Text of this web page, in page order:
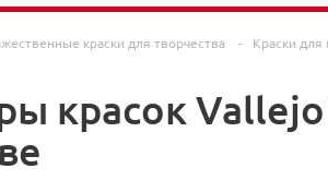
краски для творчества - Краски для
красок